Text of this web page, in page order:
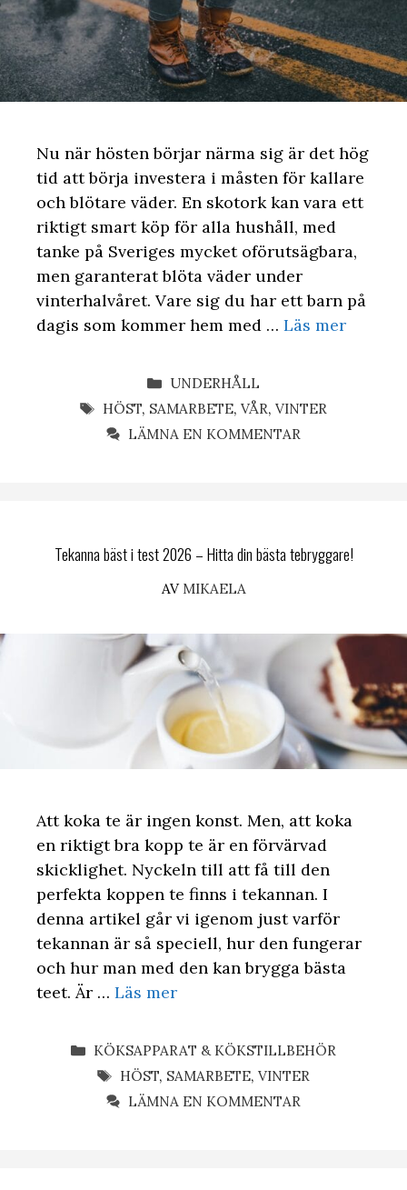
Nu när hösten börjar närma sig är det hög
tid att börja investera i måsten för kallare
och blötare väder. En skotork kan vara ett
riktigt smart köp för alla hushåll, med
tanke på Sveriges mycket oförutsägbara,
men garanterat blöta väder under
vinterhalvåret. Vare sig du har ett barn på
dagis som kommer hem med … Läs mer
KATEGORIER
UNDERHÅLL
ETIKETTER
HÖST, SAMARBETE, VÅR, VINTER
LÄMNA EN KOMMENTAR
Tekanna bäst i test 2026 – Hitta din bästa tebryggare!
AV MIKAELA
Att koka te är ingen konst. Men, att koka
en riktigt bra kopp te är en förvärvad
skicklighet. Nyckeln till att få till den
perfekta koppen te finns i tekannan. I
denna artikel går vi igenom just varför
tekannan är så speciell, hur den fungerar
och hur man med den kan brygga bästa
teet. Är … Läs mer
KATEGORIER
KÖKSAPPARAT & KÖKSTILLBEHÖR
ETIKETTER
HÖST, SAMARBETE, VINTER
LÄMNA EN KOMMENTAR